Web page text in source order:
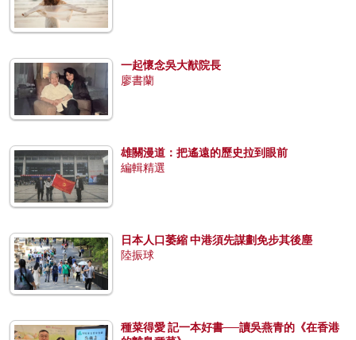
一起懷念吳大猷院長
廖書蘭
雄關漫道：把遙遠的歷史拉到眼前
編輯精選
日本人口萎縮 中港須先謀劃免步其後塵
陸振球
種菜得愛 記一本好書──讀吳燕青的《在香港